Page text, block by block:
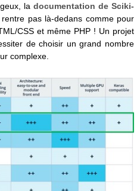
la documentation de Sciki-
pas là-dedans comme pour
CSS et même PHP ! Un projet
de choisir un grand nombre
complexe.